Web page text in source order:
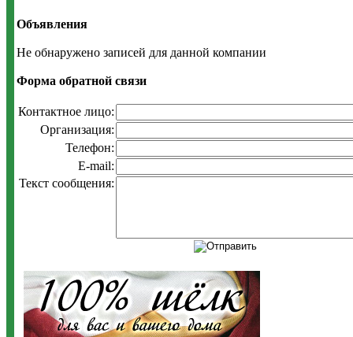
Объявления
Не обнаружено записей для данной компании
Форма обратной связи
Контактное лицо:
Организация:
Телефон:
E-mail:
Текст сообщения: